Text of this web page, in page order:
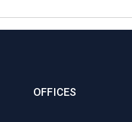
OFFICES